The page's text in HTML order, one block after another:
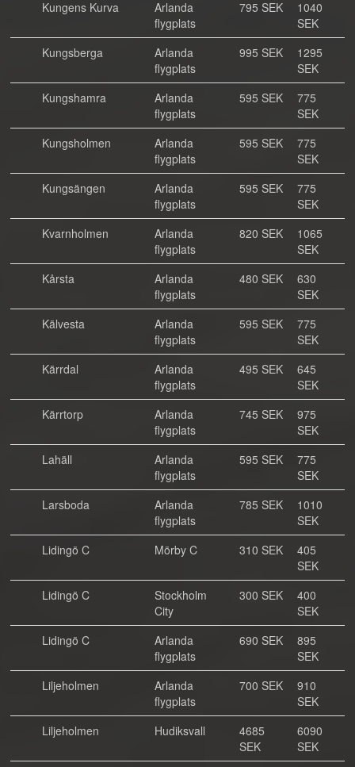
Kungens Kurva
Arlanda
flygplats
795 SEK
1040
SEK
Kungsberga
Arlanda
flygplats
995 SEK
1295
SEK
Kungshamra
Arlanda
flygplats
595 SEK
775
SEK
Kungsholmen
Arlanda
flygplats
595 SEK
775
SEK
Kungsängen
Arlanda
flygplats
595 SEK
775
SEK
Kvarnholmen
Arlanda
flygplats
820 SEK
1065
SEK
Kårsta
Arlanda
flygplats
480 SEK
630
SEK
Kälvesta
Arlanda
flygplats
595 SEK
775
SEK
Kärrdal
Arlanda
flygplats
495 SEK
645
SEK
Kärrtorp
Arlanda
flygplats
745 SEK
975
SEK
Lahäll
Arlanda
flygplats
595 SEK
775
SEK
Larsboda
Arlanda
flygplats
785 SEK
1010
SEK
Lidingö C
Mörby C 310 SEK
405
SEK
Lidingö C
Stockholm
City
300 SEK
400
SEK
Lidingö C
Arlanda
flygplats
690 SEK
895
SEK
Liljeholmen
Arlanda
flygplats
700 SEK
910
SEK
Liljeholmen
Hudiksvall
4685
SEK
6090
SEK